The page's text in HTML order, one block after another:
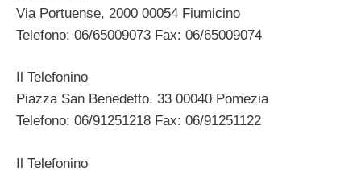
Via Portuense, 2000 00054 Fiumicino
Telefono: 06/65009073 Fax: 06/65009074
Il Telefonino
Piazza San Benedetto, 33 00040 Pomezia
Telefono: 06/91251218 Fax: 06/91251122
Il Telefonino